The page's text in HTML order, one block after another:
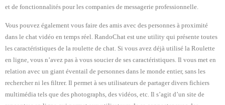
et de fonctionnalités pour les companies de messagerie professionnelle.
Vous pouvez également vous faire des amis avec des personnes à proximité
dans le chat vidéo en temps réel. RandoChat est une utility qui présente toutes
les caractéristiques de la roulette de chat. Si vous avez déjà utilisé la Roulette
en ligne, vous n’avez pas à vous soucier de ses caractéristiques. Il vous met en
relation avec un giant éventail de personnes dans le monde entier, sans les
rechercher ni les filtrer. Il permet à ses utilisateurs de partager divers fichiers
multimédia tels que des photographs, des vidéos, etc. Il s’agit d’un site de